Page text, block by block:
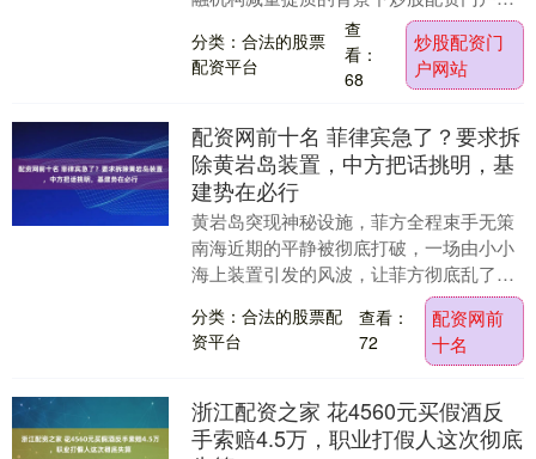
站，加快村镇银行改革，既是有效防范化
解金融风险的应有....
分类：合法的股票
配资平台
查
看：
68
炒股配资门
户网站
配资网前十名 菲律宾急了？要求拆
除黄岩岛装置，中方把话挑明，基
建势在必行
黄岩岛突现神秘设施，菲方全程束手无策
南海近期的平静被彻底打破，一场由小小
海上装置引发的风波，让菲方彻底乱了阵
脚，也把南海当下最真实的实力格局摆到
了全世界面前。....
分类：合法的股票配
资平台
查看：
72
配资网前
十名
浙江配资之家 花4560元买假酒反
手索赔4.5万，职业打假人这次彻底